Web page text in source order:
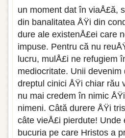
un moment dat în viaÅ£ă,
din banalitatea ÅŸi din
dure ale existenÅ£ei care
impuse. Pentru că nu
lucru, mulÅ£i ne refugiem
mediocritate. Unii devenim
dreptul cinici ÅŸi chiar rău
nu mai credem în nimic
nimeni. Câtă durere ÅŸi
câte vieÅ£i pierdute! Unde
bucuria pe care Hristos a